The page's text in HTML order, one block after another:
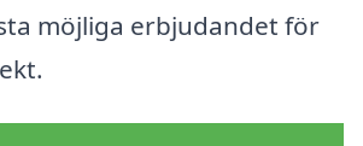
möjliga erbjudandet för